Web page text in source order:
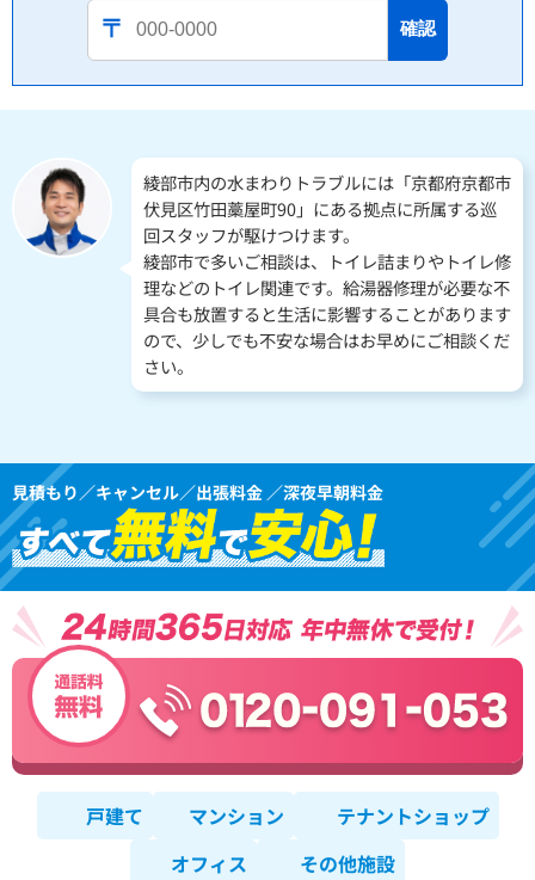
確認
綾部市内の水まわりトラブルには「京都府京都市
伏見区竹田藁屋町90」にある拠点に所属する巡
回スタッフが駆けつけます。
綾部市で多いご相談は、トイレ詰まりやトイレ修
理などのトイレ関連です。給湯器修理が必要な不
具合も放置すると生活に影響することがあります
ので、少しでも不安な場合はお早めにご相談くだ
さい。
見積もり／キャンセル／出張料金 ／深夜早朝料金
戸建て マンション
テナントショップ
オフィス
その他施設